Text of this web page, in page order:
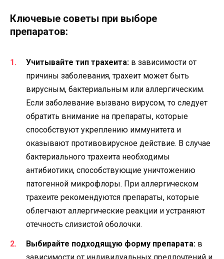
Ключевые советы при выборе
препаратов:
Учитывайте тип трахеита: в зависимости от
причины заболевания, трахеит может быть
вирусным, бактериальным или аллергическим.
Если заболевание вызвано вирусом, то следует
обратить внимание на препараты, которые
способствуют укреплению иммунитета и
оказывают противовирусное действие. В случае
бактериального трахеита необходимы
антибиотики, способствующие уничтожению
патогенной микрофлоры. При аллергическом
трахеите рекомендуются препараты, которые
облегчают аллергические реакции и устраняют
отечность слизистой оболочки.
Выбирайте подходящую форму препарата: в
зависимости от индивидуальных предпочтений и